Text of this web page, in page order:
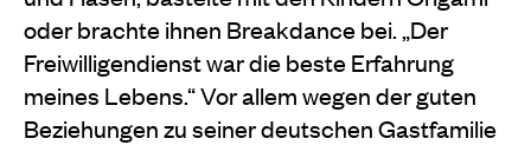
oder brachte ihnen Breakdance bei. „Der
Freiwilligendienst war die beste Erfahrung
meines Lebens.“ Vor allem wegen der guten
Beziehungen zu seiner deutschen Gastfamilie